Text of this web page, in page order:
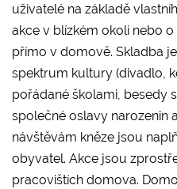
uživatelé na základě
akce v blízkém okolí nebo
přímo v domově. Skladba
spektrum kultury (divadlo,
pořádané školami, besedy
společné oslavy narozenin
návštěvám kněze jsou
obyvatel. Akce jsou
pracovištích domova.